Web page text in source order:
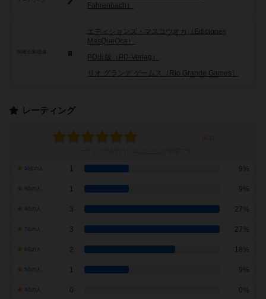
Fahrenbach）
エディションズ・マスコウオカ（Ediciones
MasQueOca）
PD出版（PD-Verlag）
リオ グランデ ゲームス（Rio Grande Games）
レーティング
1 9%
9点の人 1 9%
3 27%
7点の人 3 27%
2 18%
1 9%
0 0%